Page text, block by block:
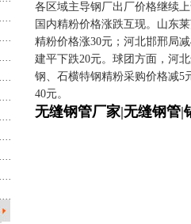
各区域主导钢厂出厂价格继续
国内精粉价格涨跌互现。山东
精粉价格涨30元；河北邯邢局
建平下跌20元。球团方面，河
钢、石横特钢精粉采购价格减5
40元。
无缝钢管厂家|无缝钢管|